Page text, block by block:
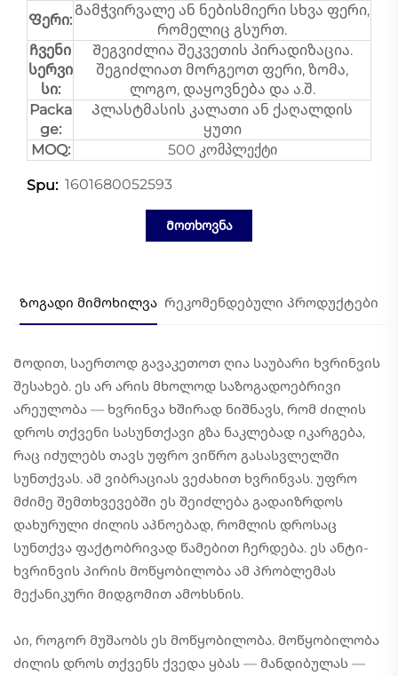
Ფერი:
Გამჭვირვალე ან ნებისმიერი სხვა ფერი,
რომელიც გსურთ.
Ჩვენი
სერვი
სი:
Შეგვიძლია შეკვეთის პირადიზაცია.
შეგიძლიათ მორგეოთ ფერი, ზომა,
ლოგო, დაყოვნება და ა.შ.
Packa
ge:
Პლასტმასის კალათი ან ქაღალდის
ყუთი
MOQ:
500 კომპლექტი
Spu: 1601680052593
Მოთხოვნა
Ზოგადი მიმოხილვა Რეკომენდებული პროდუქტები
Მოდით, საერთოდ გავაკეთოთ ღია საუბარი ხვრინვის
შესახებ. ეს არ არის მხოლოდ საზოგადოებრივი
არეულობა — ხვრინვა ხშირად ნიშნავს, რომ ძილის
დროს თქვენი სასუნთქავი გზა ნაკლებად იკარგება,
რაც იძულებს თავს უფრო ვიწრო გასასვლელში
სუნთქვას. ამ ვიბრაციას ვეძახით ხვრინვას. უფრო
მძიმე შემთხვევებში ეს შეიძლება გადაიზრდოს
დახურული ძილის აპნოებად, რომლის დროსაც
სუნთქვა ფაქტობრივად წამებით ჩერდება. ეს ანტი-
ხვრინვის პირის მოწყობილობა ამ პრობლემას
მექანიკური მიდგომით ამოხსნის.
Აი, როგორ მუშაობს ეს მოწყობილობა. მოწყობილობა
ძილის დროს თქვენს ქვედა ყბას — მანდიბულას —